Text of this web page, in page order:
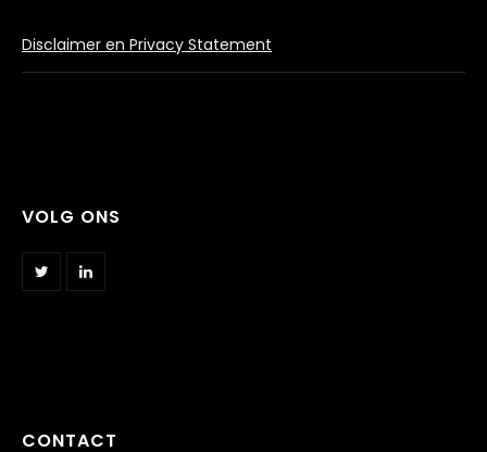
Disclaimer en Privacy Statement
VOLG ONS
CONTACT